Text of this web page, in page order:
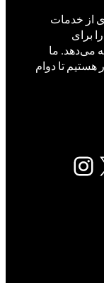
از خدمات
برای
می‌دهد. ما
هستیم تا دوام
اینستاگرم